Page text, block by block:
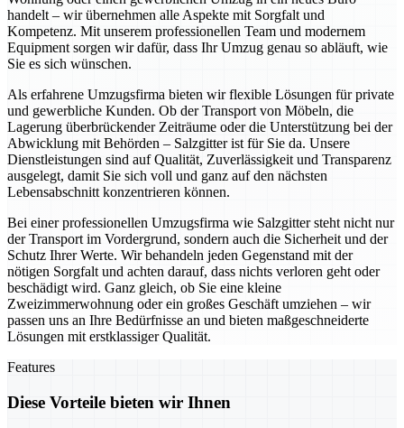
handelt – wir übernehmen alle Aspekte mit Sorgfalt und
Kompetenz. Mit unserem professionellen Team und modernem
Equipment sorgen wir dafür, dass Ihr Umzug genau so abläuft, wie
Sie es sich wünschen.
Als erfahrene Umzugsfirma bieten wir flexible Lösungen für private
und gewerbliche Kunden. Ob der Transport von Möbeln, die
Lagerung überbrückender Zeiträume oder die Unterstützung bei der
Abwicklung mit Behörden – Salzgitter ist für Sie da. Unsere
Dienstleistungen sind auf Qualität, Zuverlässigkeit und Transparenz
ausgelegt, damit Sie sich voll und ganz auf den nächsten
Lebensabschnitt konzentrieren können.
Bei einer professionellen Umzugsfirma wie Salzgitter steht nicht nur
der Transport im Vordergrund, sondern auch die Sicherheit und der
Schutz Ihrer Werte. Wir behandeln jeden Gegenstand mit der
nötigen Sorgfalt und achten darauf, dass nichts verloren geht oder
beschädigt wird. Ganz gleich, ob Sie eine kleine
Zweizimmerwohnung oder ein großes Geschäft umziehen – wir
passen uns an Ihre Bedürfnisse an und bieten maßgeschneiderte
Lösungen mit erstklassiger Qualität.
Features
Diese Vorteile bieten wir Ihnen